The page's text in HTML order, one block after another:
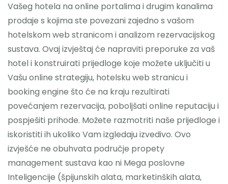
Vašeg hotela na online portalima i drugim kanalima
prodaje s kojima ste povezani zajedno s vašom
hotelskom web stranicom i analizom rezervacijskog
sustava. Ovaj izvještaj će napraviti preporuke za vaš
hotel i konstruirati prijedloge koje možete uključiti u
Vašu online strategiju, hotelsku web stranicu i
booking engine što će na kraju rezultirati
povećanjem rezervacija, poboljšati online reputaciju i
pospješiti prihode. Možete razmotriti naše prijedloge i
iskoristiti ih ukoliko Vam izgledaju izvedivo. Ovo
izvješće ne obuhvata područje propety
management sustava kao ni Mega poslovne
Inteligencije (špijunskih alata, marketinških alata,